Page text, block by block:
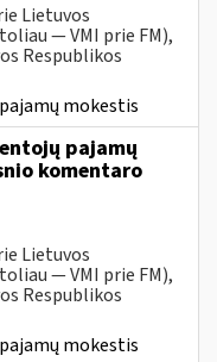
Lietuvos
— VMI prie FM),
Respublikos
mokestis
pajamų
komentaro
Lietuvos
— VMI prie FM),
Respublikos
mokestis